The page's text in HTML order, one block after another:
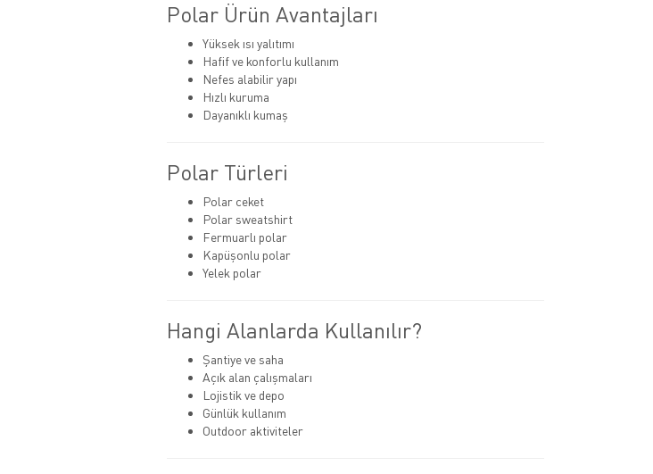
Polar Ürün Avantajları
Yüksek ısı yalıtımı
Hafif ve konforlu kullanım
Nefes alabilir yapı
Hızlı kuruma
Dayanıklı kumaş
Polar Türleri
Polar ceket
Polar sweatshirt
Fermuarlı polar
Kapüşonlu polar
Yelek polar
Hangi Alanlarda Kullanılır?
Şantiye ve saha
Açık alan çalışmaları
Lojistik ve depo
Günlük kullanım
Outdoor aktiviteler